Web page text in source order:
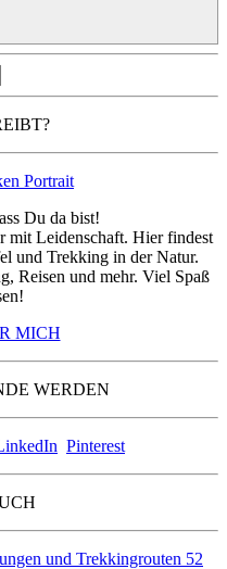
Du da bist!
mit Leidenschaft. Hier findest
und Trekking in der Natur.
Reisen und mehr. Viel Spaß
MICH
WERDEN
Pinterest